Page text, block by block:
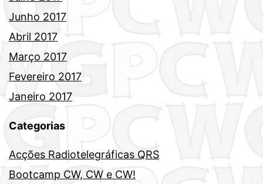
Junho 2017
Abril 2017
Março 2017
Fevereiro 2017
Janeiro 2017
Categorias
Acções Radiotelegráficas QRS
Bootcamp CW, CW e CW!